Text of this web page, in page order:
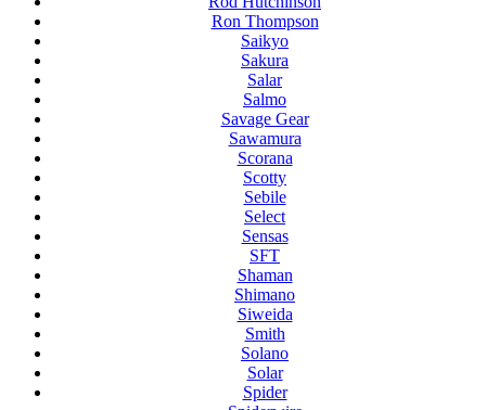
Ron Thompson
Saikyo
Sakura
Salar
Salmo
Savage Gear
Sawamura
Scorana
Scotty
Sebile
Select
Sensas
SFT
Shaman
Shimano
Siweida
Smith
Solano
Solar
Spider